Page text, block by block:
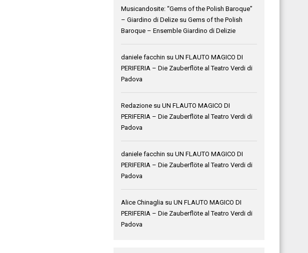
Musicandosite: “Gems of the Polish Baroque”
– Giardino di Delize suGems of the Polish
Baroque – Ensemble Giardino di Delizie
daniele facchin suUN FLAUTO MAGICO DI
PERIFERIA – Die Zauberflöte al Teatro Verdi di
Padova
Redazione suUN FLAUTO MAGICO DI
PERIFERIA – Die Zauberflöte al Teatro Verdi di
Padova
daniele facchin suUN FLAUTO MAGICO DI
PERIFERIA – Die Zauberflöte al Teatro Verdi di
Padova
Alice Chinaglia suUN FLAUTO MAGICO DI
PERIFERIA – Die Zauberflöte al Teatro Verdi di
Padova